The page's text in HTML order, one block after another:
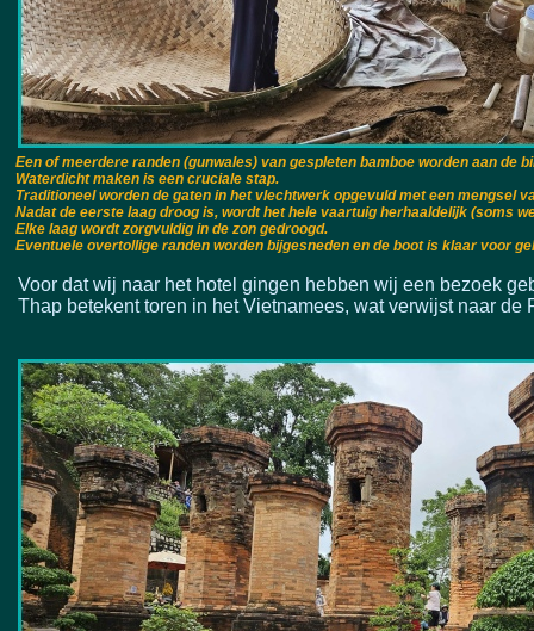
Voor dat wij naar het hotel gingen hebben wij een bezoek
Thap betekent toren in het Vietnamees, wat verwijst naar de
Een of meerdere randen (gunwales) van gespleten bamboe worden aan de
Waterdicht maken is een cruciale stap.
Traditioneel worden de gaten in het vlechtwerk opgevuld met een mengsel
Nadat de eerste laag droog is, wordt het hele vaartuig herhaaldelijk (soms
Elke laag wordt zorgvuldig in de zon gedroogd.
Eventuele overtollige randen worden bijgesneden en de boot is klaar voor